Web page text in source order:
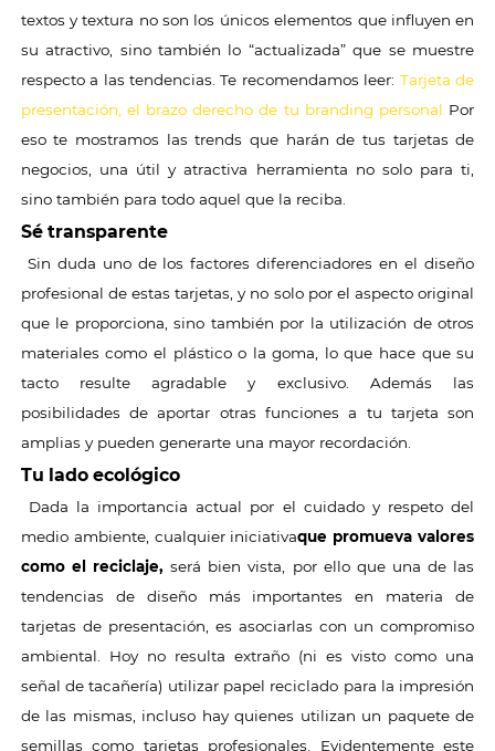
textos y textura no son los únicos elementos que influyen en
su atractivo, sino también lo “actualizada” que se muestre
respecto a las tendencias. Te recomendamos leer: Tarjeta de
presentación, el brazo derecho de tu branding personal Por
eso te mostramos las trends que harán de tus tarjetas de
negocios, una útil y atractiva herramienta no solo para ti,
sino también para todo aquel que la reciba.
Sé transparente
Sin duda uno de los factores diferenciadores en el diseño
profesional de estas tarjetas, y no solo por el aspecto original
que le proporciona, sino también por la utilización de otros
materiales como el plástico o la goma, lo que hace que su
tacto resulte agradable y exclusivo. Además las
posibilidades de aportar otras funciones a tu tarjeta son
amplias y pueden generarte una mayor recordación.
Tu lado ecológico
Dada la importancia actual por el cuidado y respeto del
medio ambiente, cualquier iniciativaque promueva valores
como el reciclaje, será bien vista, por ello que una de las
tendencias de diseño más importantes en materia de
tarjetas de presentación, es asociarlas con un compromiso
ambiental. Hoy no resulta extraño (ni es visto como una
señal de tacañería) utilizar papel reciclado para la impresión
de las mismas, incluso hay quienes utilizan un paquete de
semillas como tarjetas profesionales. Evidentemente este